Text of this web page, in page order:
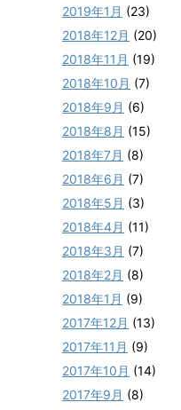
2019年1月 (23)
2018年12月 (20)
2018年11月 (19)
2018年10月 (7)
2018年9月 (6)
2018年8月 (15)
2018年7月 (8)
2018年6月 (7)
2018年5月 (3)
2018年4月 (11)
2018年3月 (7)
2018年2月 (8)
2018年1月 (9)
2017年12月 (13)
2017年11月 (9)
2017年10月 (14)
2017年9月 (8)